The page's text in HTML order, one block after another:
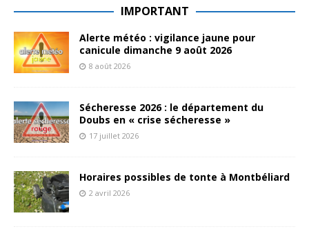
IMPORTANT
Alerte météo : vigilance jaune pour
canicule dimanche 9 août 2026
8 août 2026
Sécheresse 2026 : le département du
Doubs en « crise sécheresse »
17 juillet 2026
Horaires possibles de tonte à Montbéliard
2 avril 2026